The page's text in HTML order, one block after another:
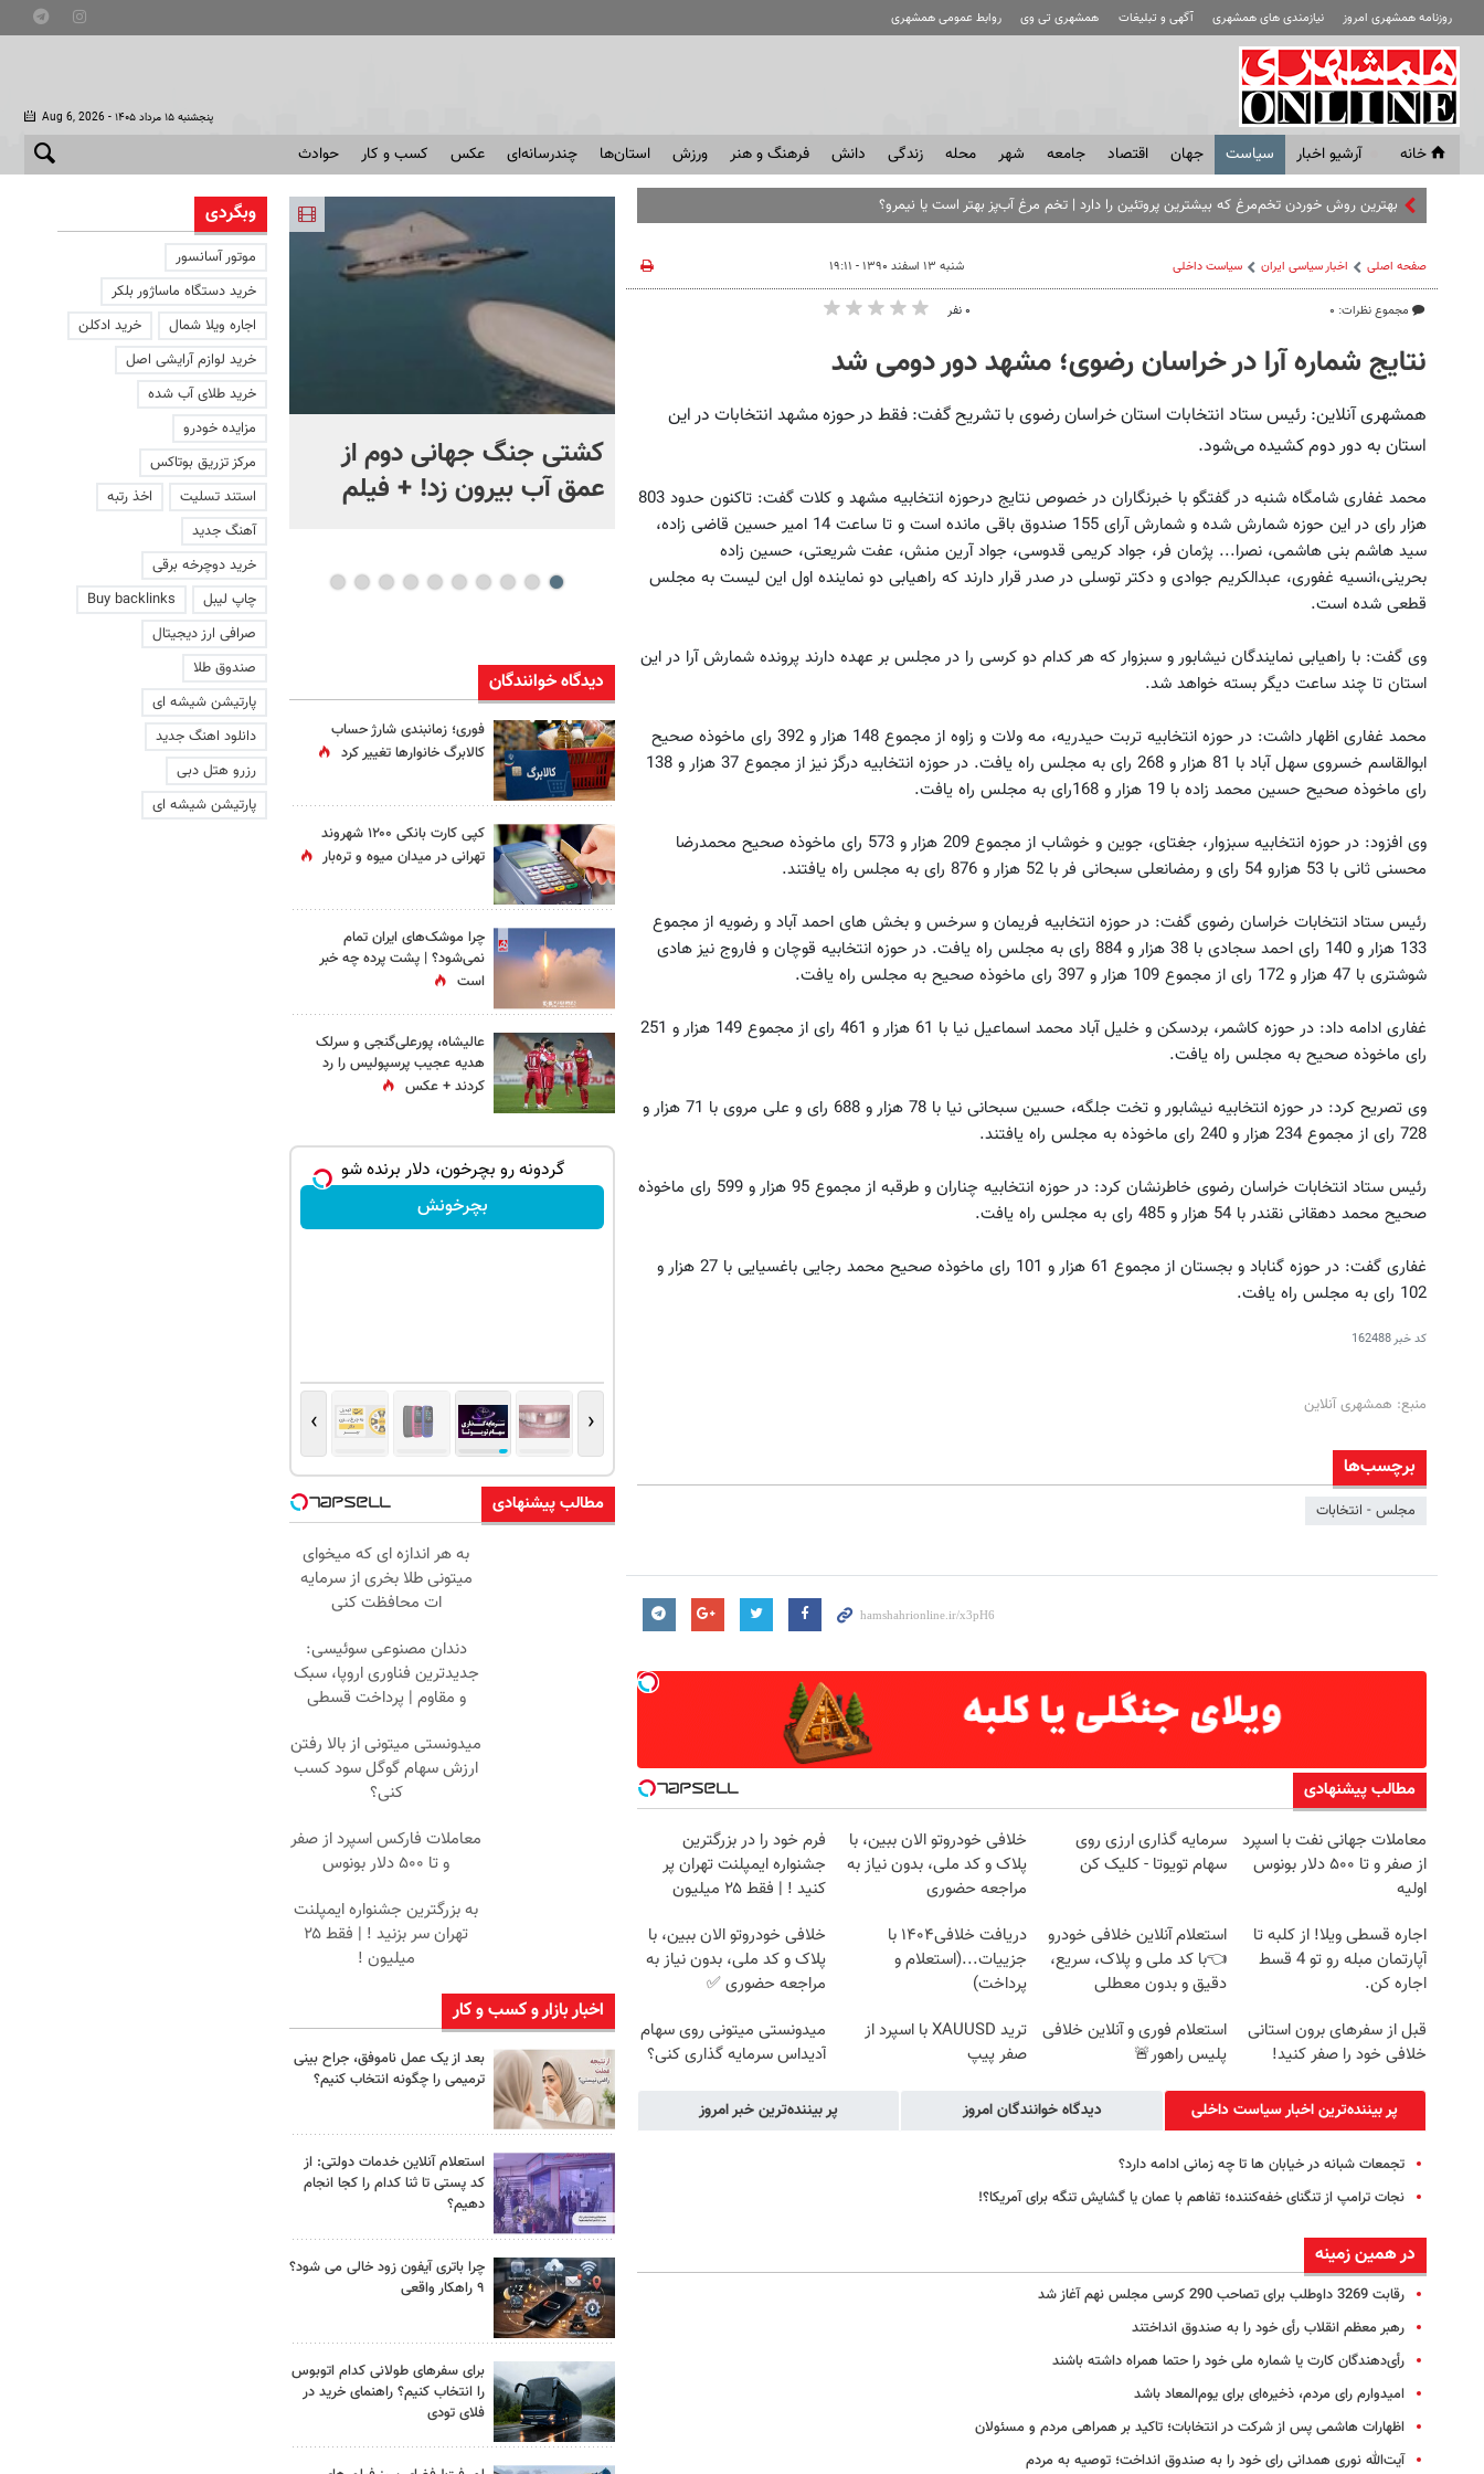
روزنامه همشهری امروز نیازمندی های همشهری آگهی و تبلیغات همشهری تی وی روابط عمومی همشهری
Aug 6, 2026 - پنجشنبه ۱۵ مرداد ۱۴۰۵
خانه آرشیو اخبار سياست جهان اقتصاد جامعه شهر محله زندگی دانش فرهنگ و هنر ورزش استان‌ها چندرسانه‌ای عکس کسب و کار حوادث
بهترین روش خوردن تخم‌مرغ که بیشترین پروتئین را دارد | تخم مرغ آب‌پز بهتر است یا نیمرو؟
صفحه اصلی اخبار سیاسی ایران سیاست داخلی
مجموع نظرات: ۰
شنبه ۱۳ اسفند ۱۳۹۰ - ۱۹:۱۱
۰ نفر
نتایج شماره آرا در خراسان رضوی؛ مشهد دور دومی شد
همشهری آنلاین: رئیس ستاد انتخابات استان خراسان رضوی با تشریح گفت: فقط در حوزه مشهد انتخابات در این
استان به دور دوم کشیده می‌شود.
محمد غفاری شامگاه شنبه در گفتگو با خبرنگاران در خصوص نتایج درحوزه انتخابیه مشهد و کلات گفت: تاکنون حدود 803
هزار رای در این حوزه شمارش شده و شمارش آرای 155 صندوق باقی مانده است و تا ساعت 14 امیر حسین قاضی زاده،
سید هاشم بنی هاشمی، نصرا... پژمان فر، جواد کریمی قدوسی، جواد آرین منش، عفت شریعتی، حسین زاده
بحرینی،انسیه غفوری، عبدالکریم جوادی و دکتر توسلی در صدر قرار دارند که راهیابی دو نماینده اول این لیست به مجلس
قطعی شده است.
وی گفت: با راهیابی نمایندگان نیشابور و سبزوار که هر کدام دو کرسی را در مجلس بر عهده دارند پرونده شمارش آرا در این
استان تا چند ساعت دیگر بسته خواهد شد.
محمد غفاری اظهار داشت: در حوزه انتخابیه تربت حیدریه، مه ولات و زاوه از مجموع 148 هزار و 392 رای ماخوذه صحیح
ابوالقاسم خسروی سهل آباد با 81 هزار و 268 رای به مجلس راه یافت. در حوزه انتخابیه درگز نیز از مجموع 37 هزار و 138
رای ماخوذه صحیح حسین محمد زاده با 19 هزار و 168رای به مجلس راه یافت.
وی افزود: در حوزه انتخابیه سبزوار، جغتای، جوین و خوشاب از مجموع 209 هزار و 573 رای ماخوذه صحیح محمدرضا
محسنی ثانی با 53 هزارو 54 رای و رمضانعلی سبحانی فر با 52 هزار و 876 رای به مجلس راه یافتند.
رئیس ستاد انتخابات خراسان رضوی گفت: در حوزه انتخابیه فریمان و سرخس و بخش های احمد آباد و رضویه از مجموع
133 هزار و 140 رای احمد سجادی با 38 هزار و 884 رای به مجلس راه یافت. در حوزه انتخابیه قوچان و فاروج نیز هادی
شوشتری با 47 هزار و 172 رای از مجموع 109 هزار و 397 رای ماخوذه صحیح به مجلس راه یافت.
غفاری ادامه داد: در حوزه کاشمر، بردسکن و خلیل آباد محمد اسماعیل نیا با 61 هزار و 461 رای از مجموع 149 هزار و 251
رای ماخوذه صحیح به مجلس راه یافت.
وی تصریح کرد: در حوزه انتخابیه نیشابور و تخت جلگه، حسین سبحانی نیا با 78 هزار و 688 رای و علی مروی با 71 هزار و
728 رای از مجموع 234 هزار و 240 رای ماخوذه به مجلس راه یافتند.
رئیس ستاد انتخابات خراسان رضوی خاطرنشان کرد: در حوزه انتخابیه چناران و طرقبه از مجموع 95 هزار و 599 رای ماخوذه
صحیح محمد دهقانی نقندر با 54 هزار و 485 رای به مجلس راه یافت.
غفاری گفت: در حوزه گناباد و بجستان از مجموع 61 هزار و 101 رای ماخوذه صحیح محمد رجایی باغسیایی با 27 هزار و
102 رای به مجلس راه یافت.
کد خبر162488
منبع: همشهری آنلاین
برچسب‌ها
مجلس - انتخابات
مطالب پیشنهادی
معاملات جهانی نفت با اسپرد
از صفر و تا ۵۰۰ دلار بونوس
اولیه
سرمایه گذاری ارزی روی
سهام تویوتا - کلیک کن
خلافی خودروتو الان ببین، با
پلاک و کد ملی، بدون نیاز به
مراجعه حضوری
فرم خود را در بزرگترین
جشنواره ایمپلنت تهران پر
کنید ! | فقط ۲۵ میلیون
اجاره‌ قسطی ویلا! از کلبه تا
آپارتمان مبله رو تو 4 قسط
اجاره کن.
استعلام آنلاین خلافی خودرو
👈با کد ملی و پلاک، سریع،
دقیق و بدون معطلی
دریافت خلافی۱۴۰۴ با
جزییات...(استعلام و
پرداخت)
خلافی خودروتو الان ببین، با
پلاک و کد ملی، بدون نیاز به
مراجعه حضوری ✅
قبل از سفرهای برون استانی
خلافی خود را صفر کنید!
استعلام فوری و آنلاین خلافی
پلیس راهور🚨
ترید XAUUSD با اسپرد از
صفر پیپ
میدونستی میتونی روی سهام
آدیداس سرمایه گذاری کنی؟
پر بیننده‌ترین اخبار سیاست داخلی دیدگاه خوانندگان امروز پر بیننده‌ترین خبر امروز
تجمعات شبانه در خیابان ها تا چه زمانی ادامه دارد؟
نجات ترامپ از تنگنای خفه‌کننده‌؛ تفاهم با عمان یا گشایش تنگه برای آمریکا؟!
در همین زمینه
رقابت 3269 داوطلب برای تصاحب 290 کرسی مجلس نهم آغاز شد
رهبر معظم‌ انقلاب‌ رأی خود را به صندوق انداختند
رأی‌دهندگان کارت یا شماره ملی خود را حتما همراه داشته باشند
امیدوارم رای مردم، ذخیره‌ای برای یوم‌المعاد باشد
اظهارات هاشمی پس از شرکت در انتخابات؛ تاکید بر همراهی مردم و مسئولان
آیت‌الله نوری همدانی رای خود را به صندوق انداخت؛ توصیه به مردم
۹ با ماه + فیلم
کشتی‌ جنگ جهانی دوم از
عمق آب بیرون زد! + فیلم
افشای اطلاعات برای ترور
بارون ترامپ | ماجرای قرار
عاشقانه با یک زن
دیدگاه خوانندگان
فوری؛ زمانبندی‌ شارژ حساب
کالابرگ خانوارها تغییر کرد
کپی کارت بانکی ۱۲۰۰ شهروند
تهرانی در میدان میوه و تره‌بار
چرا موشک‌های ایران تمام
نمی‌شود؟ | پشت پرده چه خبر
است
عالیشاه، پورعلی‌گنجی و سرلک
هدیه عجیب پرسپولیس را رد
کردند + عکس
! | فقط ۲۵ میلیون !
کن
رجیستر شده 🔥
گردونه رو بچرخون، دلار برنده شو
بچرخونش
‹
›
مطالب پیشنهادی
به هر اندازه ای که میخوای
میتونی طلا بخری از سرمایه
ات محافظت کنی
دندان مصنوعی سوئیسی:
جدیدترین فناوری اروپا، سبک
و مقاوم | پرداخت قسطی
میدونستی میتونی از بالا رفتن
ارزش سهام گوگل سود کسب
کنی؟
معاملات فارکس اسپرد از صفر
و تا ۵۰۰ دلار بونوس
به بزرگترین جشنواره ایمپلنت
تهران سر بزنید ! | فقط ۲۵
میلیون !
اخبار بازار و کسب و کار
بعد از یک عمل ناموفق، جراح بینی
ترمیمی را چگونه انتخاب کنیم؟
استعلام آنلاین خدمات دولتی: از
کد پستی تا ثنا کدام را کجا انجام
دهیم؟
چرا باتری آیفون زود خالی می شود؟
۹ راهکار واقعی
برای سفرهای طولانی کدام اتوبوس
را انتخاب کنیم؟ راهنمای خرید در
فلای تودی
وبگردی
موتور آسانسور
خرید دستگاه ماساژور بلکر
اجاره ویلا شمال
خرید ادکلن
خرید لوازم آرایشی اصل
خرید طلای آب شده
مزایده خودرو
مرکز تزریق بوتاکس
استند تسلیت
اخذ رتبه
آهنگ جدید
خرید دوچرخه برقی
چاپ لیبل
Buy backlinks
صرافی ارز دیجیتال
صندوق طلا
پارتیشن شیشه ای
دانلود اهنگ جدید
رزرو هتل دبی
پارتیشن شیشه ای